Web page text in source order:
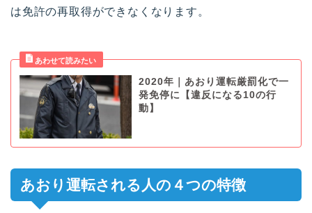
は免許の再取得ができなくなります。
2020年｜あおり運転厳罰化で一
発免停に【違反になる10の行
動】
あおり運転される人の４つの特徴